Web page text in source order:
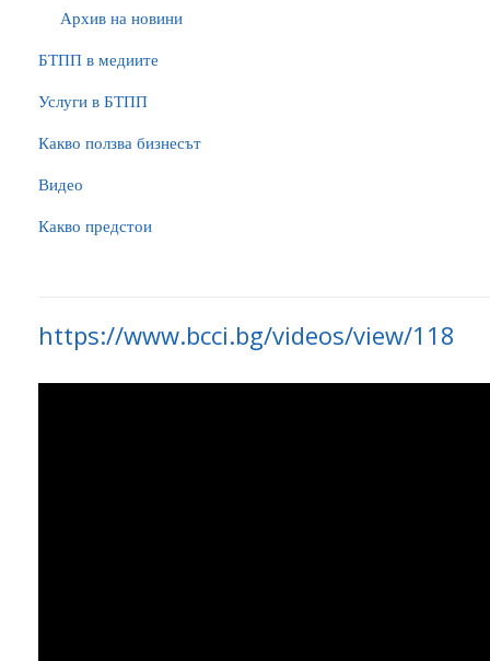
Архив на новини
БTПП в медиите
Услуги в БТПП
Какво ползва бизнесът
Видео
Какво предстои
https://www.bcci.bg/videos/view/118